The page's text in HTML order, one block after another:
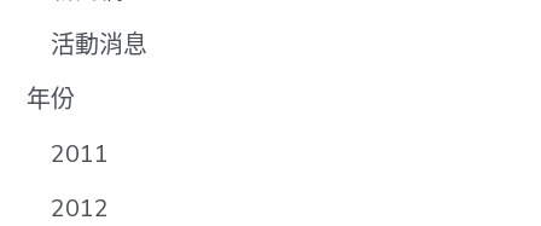
活動消息
年份
2011
2012